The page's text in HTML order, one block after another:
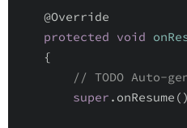
@Override
protected void
{
// TODO Auto-
super